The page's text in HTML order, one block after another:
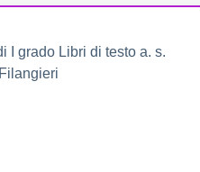
I grado Libri di testo a. s.